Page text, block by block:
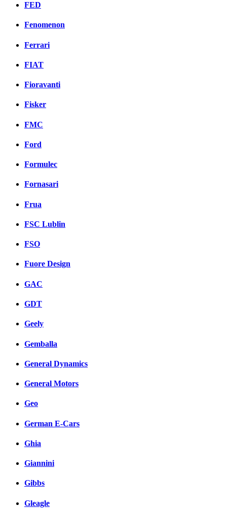
FED
Fenomenon
Ferrari
FIAT
Fioravanti
Fisker
FMC
Ford
Formulec
Fornasari
Frua
FSC Lublin
FSO
Fuore Design
GAC
GDT
Geely
Gemballa
General Dynamics
General Motors
Geo
German E-Cars
Ghia
Giannini
Gibbs
Gleagle